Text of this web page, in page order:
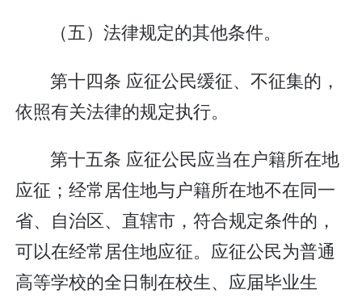
（五）法律规定的其他条件。
第十四条 应征公民缓征、不征集的，
依照有关法律的规定执行。
第十五条 应征公民应当在户籍所在地
应征；经常居住地与户籍所在地不在同一
省、自治区、直辖市，符合规定条件的，
可以在经常居住地应征。应征公民为普通
高等学校的全日制在校生、应届毕业生